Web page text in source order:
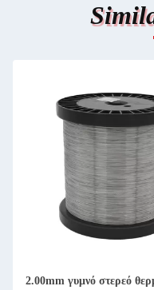
2.00mm γυμνό στερεό